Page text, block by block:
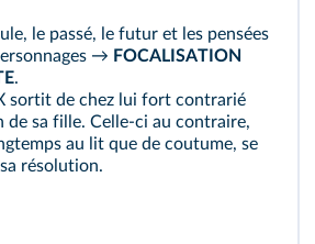
le passé, le futur et les pensées
→ FOCALISATION
.
sortit de chez lui fort contrarié
de sa fille. Celle-ci au contraire,
au lit que de coutume, se
résolution.